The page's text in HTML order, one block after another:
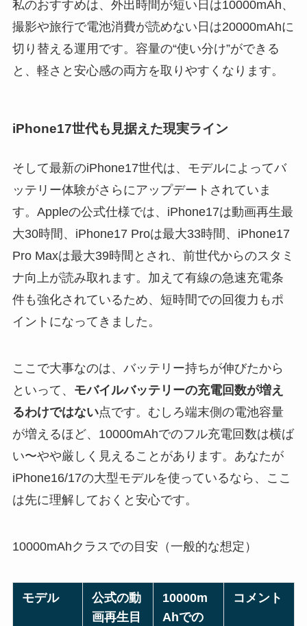
私のおすすめは、外出時間が短い日は10000mAh、
撮影や旅行で電池消費が読めない日は20000mAhに
切り替える運用です。容量の“使い分け”ができる
と、軽さと安心感の両方を取りやすくなります。
iPhone17世代も見据えた現実ライン
そして最新のiPhone17世代は、モデルによってバ
ッテリー体験がさらにアップデートされていま
す。Appleの公式仕様では、iPhone17は動画再生最
大30時間、iPhone17 Proは最大33時間、iPhone17
Pro Maxは最大39時間とされ、前世代からのスタミ
ナ向上が読み取れます。加えて有線の急速充電条
件も強化されているため、短時間での回復力もポ
イントになってきました。
ここで大事なのは、バッテリー持ちが伸びたから
といって、 モバイルバッテリーの充電回数が増え
るわけではない点です。むしろ端末側の電池容量
が増えるほど、10000mAhでのフル充電回数は横ば
い〜やや厳しく見えることがあります。あなたが
iPhone16/17の大型モデルを使っているなら、ここ
は先に理解しておくと安心です。
10000mAhクラスでの目安（一般的な想定）
モデル
公式の動
画再生目
10000m
Ahでの
コメント